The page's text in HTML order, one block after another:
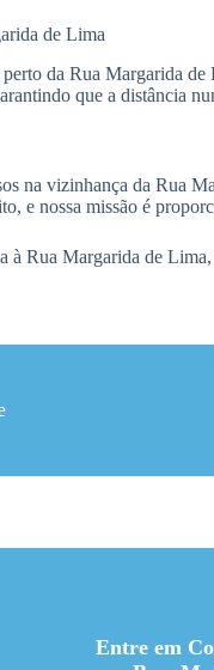
de Lima
da Rua Margarida
que a distância
na vizinhança da Rua
e nossa missão é
à Rua Margarida de
Entre em